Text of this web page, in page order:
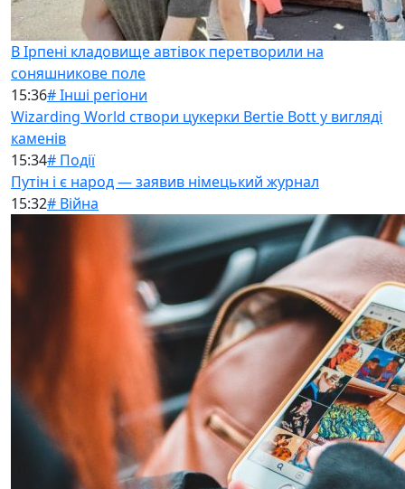
В Ірпені кладовище автівок перетворили на
соняшникове поле
15:36# Інші регіони
Wizarding World створи цукерки Bertie Bott у вигляді
каменів
15:34# Події
Путін і є народ — заявив німецький журнал
15:32# Війна